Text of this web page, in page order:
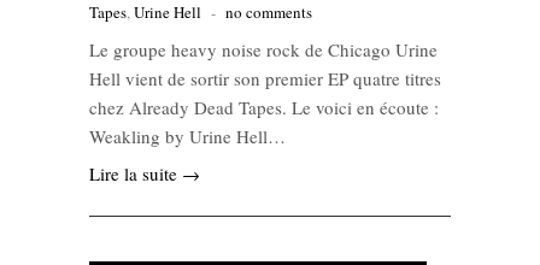
Tapes,Urine Hell - no comments
Le groupe heavy noise rock de Chicago Urine
Hell vient de sortir son premier EP quatre titres
chez Already Dead Tapes. Le voici en écoute :
Weakling by Urine Hell…
Lire la suite →